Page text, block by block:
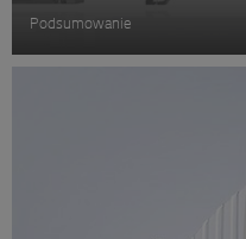
Podsumowanie